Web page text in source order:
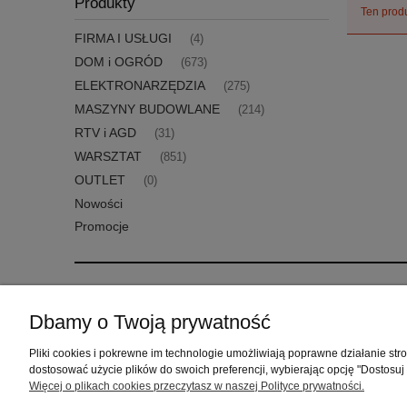
FIRMA I USŁUGI (4)
DOM i OGRÓD (673)
ELEKTRONARZĘDZIA (275)
MASZYNY BUDOWLANE (214)
RTV i AGD (31)
WARSZTAT (851)
OUTLET (0)
Nowości
Promocje
Ten
Zwroty i reklamacje
Regulamin
Ustawienia konta
Przechowalnia
Dbamy o Twoją prywatność
Pliki cookies i pokrewne im technologie umożliwiają poprawne działanie
dostosować użycie plików do swoich preferencji, wybierając opcję "Dostosuj
Więcej o plikach cookies przeczytasz w naszej Polityce prywatności.